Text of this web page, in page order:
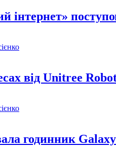
інтернет»
від Unitree
годинник